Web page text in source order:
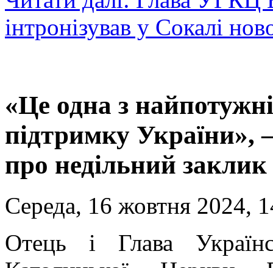
інтронізував у Сокалі
«Це одна з
підтримку
про недільний
Середа, 16 жовтня 2024,
Отець і Глава